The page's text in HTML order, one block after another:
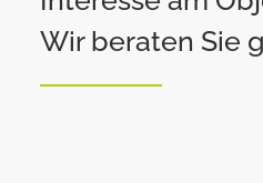
Wir beraten Sie